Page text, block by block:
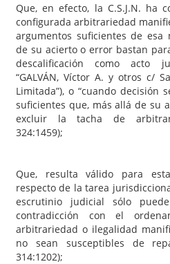
Que, en efecto, la C.S.J.N. ha
configurada arbitrariedad
argumentos suficientes de
de su acierto o error bastan
descalificación como acto
“GALVÁN, Víctor A. y otros c/
Limitada”), o “cuando decisión
suficientes que, más allá de su
excluir la tacha de
324:1459);
Que, resulta válido para
respecto de la tarea
escrutinio judicial sólo
contradicción con el
arbitrariedad o ilegalidad
no sean susceptibles de
314:1202);